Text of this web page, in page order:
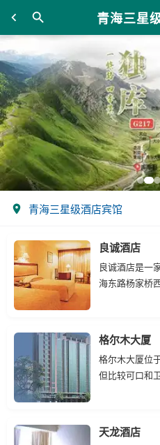
青海三星
青海三星级酒店宾馆
良诚酒店
良诚酒店是一
海东路杨家桥
良诚酒店内基
格尔木大厦
格尔木大厦位
但比较可口和
天龙酒店